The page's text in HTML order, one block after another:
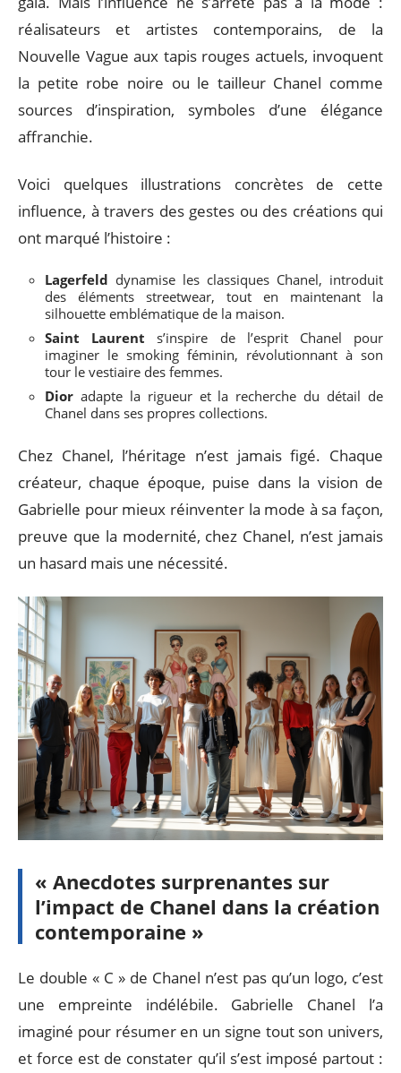
réalisateurs et artistes contemporains, de la
Nouvelle Vague aux tapis rouges actuels, invoquent
la petite robe noire ou le tailleur Chanel comme
sources d’inspiration, symboles d’une élégance
affranchie.
Voici quelques illustrations concrètes de cette
influence, à travers des gestes ou des créations qui
ont marqué l’histoire :
Lagerfeld dynamise les classiques Chanel, introduit
des éléments streetwear, tout en maintenant la
silhouette emblématique de la maison.
Saint Laurent s’inspire de l’esprit Chanel pour
imaginer le smoking féminin, révolutionnant à son
tour le vestiaire des femmes.
Dior adapte la rigueur et la recherche du détail de
Chanel dans ses propres collections.
Chez Chanel, l’héritage n’est jamais figé. Chaque
créateur, chaque époque, puise dans la vision de
Gabrielle pour mieux réinventer la mode à sa façon,
preuve que la modernité, chez Chanel, n’est jamais
un hasard mais une nécessité.
« Anecdotes surprenantes sur
l’impact de Chanel dans la création
contemporaine »
Le double « C » de Chanel n’est pas qu’un logo, c’est
une empreinte indélébile. Gabrielle Chanel l’a
imaginé pour résumer en un signe tout son univers,
et force est de constater qu’il s’est imposé partout :